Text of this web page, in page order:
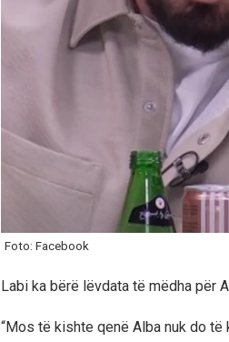
Foto: Facebook
Labi ka bërë lëvdata të mëdha për
“Mos të kishte qenë Alba nuk do